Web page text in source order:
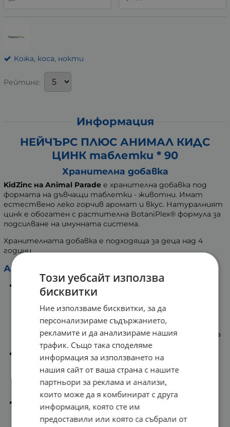
Кожа, коса, нокти
Рейтинг:
Информация
НЕЙЧЪРС ПЛЮС АНИМАЛ КИДС
ЦИНК таблетки * 90
Хранителна добавка
KidZinc на Animal Parade е хранителна добавка под
формата на дъвчащи таблетки - животни. Имат
естествено леко горчив аромат и вкус. Натуралният
цинк е обогатен с растителна BotaniPlex® формула за
подсилване на имунната система.
Хранителната добавка е подходяща за деца над 4
години.
Активни съставки:
Цинкът е минерал известен с това, че спомага за
повишаване на имунитета, поддържа
здравословният вид на детската кожа, коса и
нокти, подкрепя здравето на очите и поддържа
силно зрение. Дефицитът на цинк води до
намаляване на апетита, спад на имунната защита
и поднормено тегло при децата.
Меден глюконат - незаменим био-минерал, с
решаваща роля при ефективното усвояване на
витамините и микроелементите в тялото.
Стимулира слюнчестите жлези и подобрява
тяхната функция.
Витамин С - антиоксидант с положително
въздействие върху детския организъм, засилва
апетита и поддържа силен имунитет.
Този уебсайт използва
бисквитки
Ние използваме бисквитки, за да
персонализираме съдържанието,
рекламите и да анализираме нашия
трафик. Също така споделяме
информация за използването на
нашия сайт от ваша страна с нашите
партньори за реклама и анализи,
които може да я комбинират с друга
информация, която сте им
предоставили или която са събрали от